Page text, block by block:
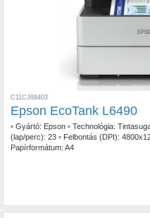
C11CJ88403
Epson EcoTank L6490
• Gyártó: Epson • Technológia:
(lap/perc): 23 • Felbontás (DPI):
Papírformátum: A4